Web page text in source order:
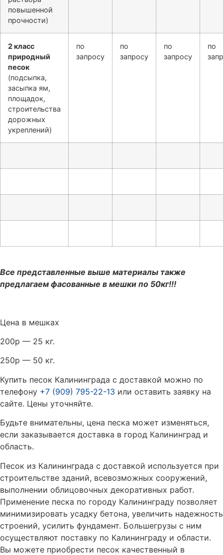
повышенной
прочности)
2 класс
природный
песок
(подсыпка,
засыпка ям,
площадок,
строительства
дорожных
укреплений)
по
запросу
по
запросу
по
запросу
по
Все представленные выше материалы также
предлагаем фасованные в мешки по 50кг!!!
Цена в мешках
200р — 25 кг.
250р — 50 кг.
Купить песок Калининграда с доставкой можно по
телефону +7 (909) 795-22-13 или оставить заявку на
сайте. Цены уточняйте.
Будьте внимательны, цена песка может изменяться,
если заказывается доставка в город Калининград и
область.
Песок из Калининграда с доставкой используется при
строительстве зданий, всевозможных сооружений,
выполнении облицовочных декоративных работ.
Применение песка по городу Калининграду позволяет
минимизировать усадку бетона, увеличить надежность
строений, усилить фундамент. Большегрузы с ним
осуществляют поставку по Калининграду и области.
Вы можете приобрести песок качественный в